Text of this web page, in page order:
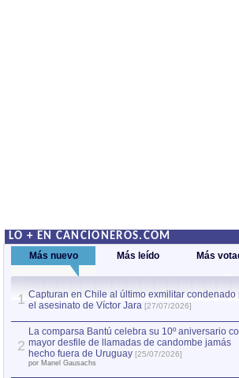
LO + EN CANCIONEROS.COM
Más nuevo Más leído Más
1 Capturan en Chile al último exmilitar condenado
el asesinato de Víctor Jara [27/07/2026]
2
La comparsa Bantú celebra su 10º aniversario
mayor desfile de llamadas de candombe jamás
hecho fuera de Uruguay [25/07/2026]
por Manel Gausachs